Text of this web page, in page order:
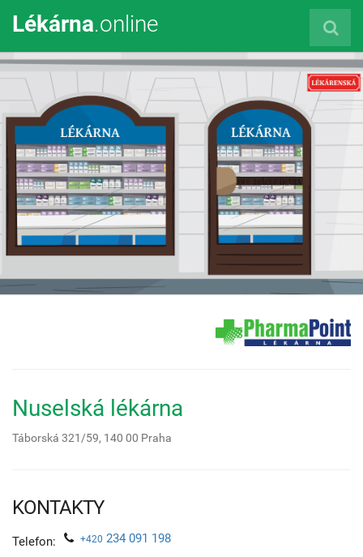
Lékárna.online
Nuselská lékárna
Táborská 321/59, 140 00 Praha
KONTAKTY
Telefon: +420 234 091 198